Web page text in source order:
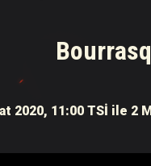
2020, 11:00 TSİ ile 2